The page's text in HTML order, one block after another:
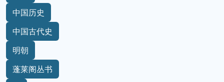
中国历史
中国古代史
明朝
蓬莱阁丛书